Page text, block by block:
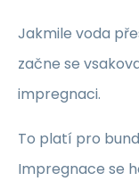
Jakmile voda
začne se
impregnaci.
To platí pro
Impregnace se